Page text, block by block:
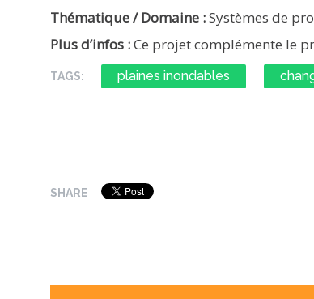
Thématique / Domaine :Systèmes de
Plus d’infos :Ce projet complémente le
TAGS: plaines inondables
SHARE